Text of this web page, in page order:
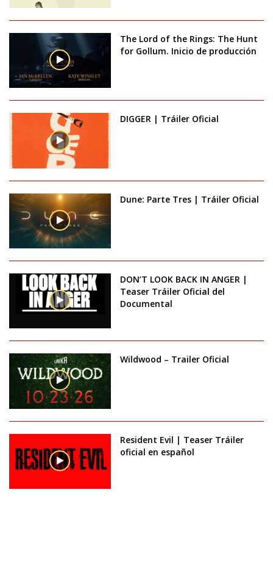
The Lord of the Rings: The Hunt
for Gollum. Inicio de producción
DIGGER | Tráiler Oficial
Dune: Parte Tres | Tráiler Oficial
DON’T LOOK BACK IN ANGER |
Teaser Tráiler Oficial del
Documental
Wildwood – Trailer Oficial
Resident Evil | Teaser Tráiler
oficial en español